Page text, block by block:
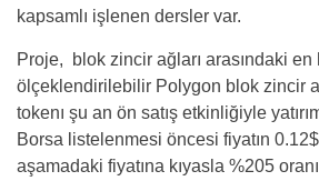
kapsamlı işlenen dersler var.
Proje, blok zincir ağları arasındaki en
ölçeklendirilebilir Polygon blok zincir
tokenı şu an ön satış etkinliğiyle
Borsa listelenmesi öncesi fiyatın
aşamadaki fiyatına kıyasla %205